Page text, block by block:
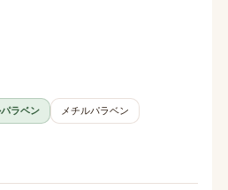
ラベン
メチルパラベン